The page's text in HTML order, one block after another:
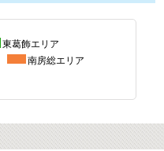
東葛飾エリア
南房総エリア